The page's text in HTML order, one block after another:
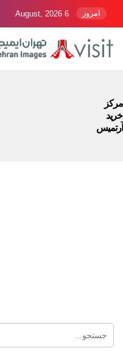
امروز 6 August, 2026
مرکز
خرید
آرتمیس